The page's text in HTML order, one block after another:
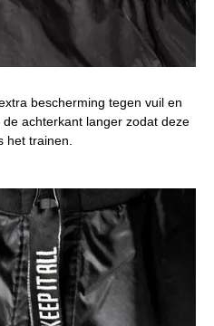
bescherming tegen vuil en
achterkant langer zodat deze
het trainen.